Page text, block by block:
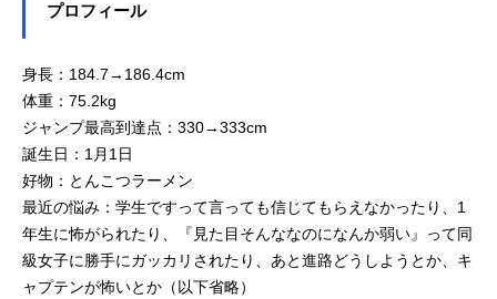
プロフィール
身長：184.7→186.4cm
体重：75.2kg
ジャンプ最高到達点：330→333cm
誕生日：1月1日
好物：とんこつラーメン
最近の悩み：学生ですって言っても信じてもらえなかったり、1
年生に怖がられたり、『見た目そんななのになんか弱い』って同
級女子に勝手にガッカリされたり、あと進路どうしようとか、キ
ャプテンが怖いとか（以下省略）